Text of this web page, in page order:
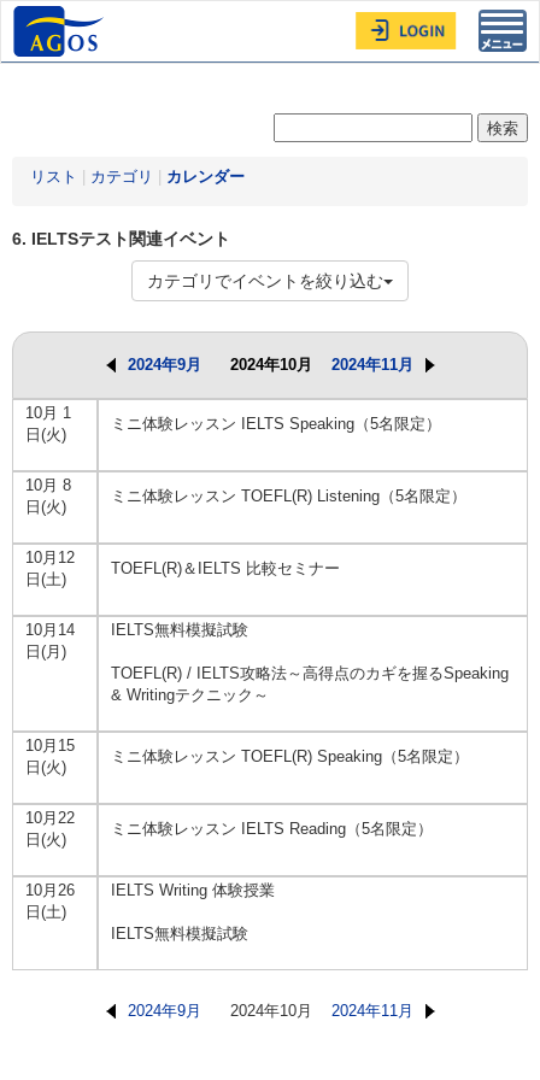
リスト カテゴリ カレンダー
6. IELTSテスト関連イベント
カテゴリでイベントを絞り込む
2024年9月 2024年10月 2024年11月
10月 1
日(火)
ミニ体験レッスン IELTS Speaking（5名限定）
10月 8
日(火)
ミニ体験レッスン TOEFL(R) Listening（5名限定）
10月12
日(土)
TOEFL(R)＆IELTS 比較セミナー
10月14
日(月)
IELTS無料模擬試験
TOEFL(R) / IELTS攻略法～高得点のカギを握るSpeaking
& Writingテクニック～
10月15
日(火)
ミニ体験レッスン TOEFL(R) Speaking（5名限定）
10月22
日(火)
ミニ体験レッスン IELTS Reading（5名限定）
10月26
日(土)
IELTS Writing 体験授業
IELTS無料模擬試験
2024年9月 2024年10月 2024年11月